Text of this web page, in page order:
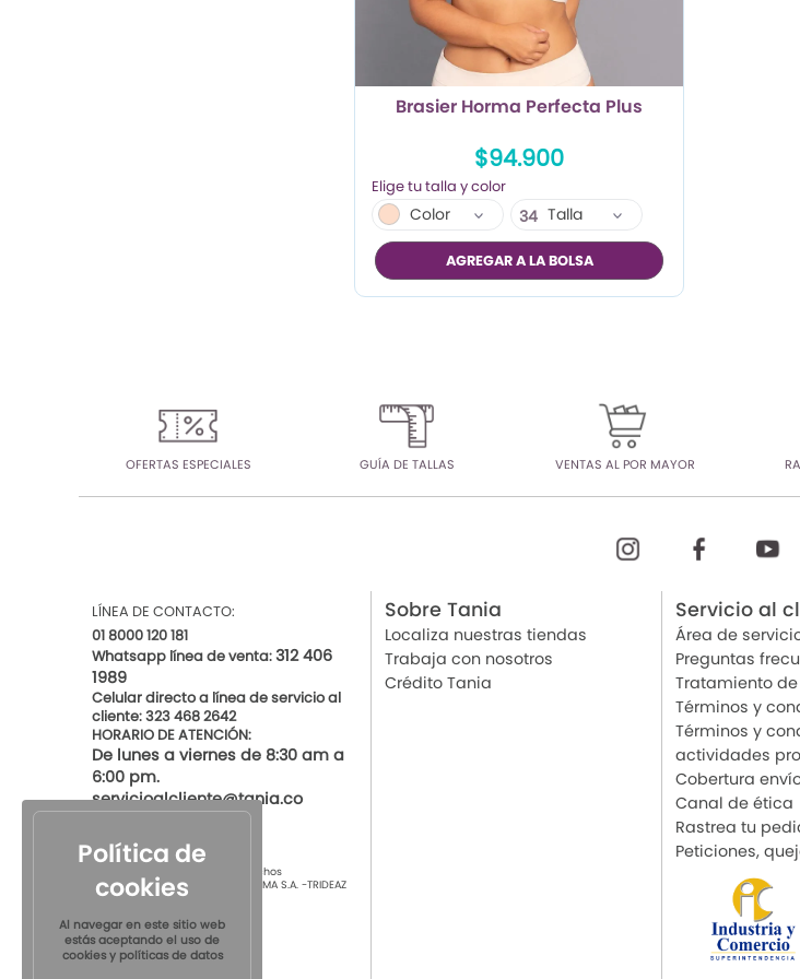
TRENDY PROMO
CONJUNTOS
Brasier Horma Perfecta Plus
$94.900
Color
34
36
38
Talla
AGREGAR A LA BOLSA
OFERTAS ESPECIALES GUÍA DE TALLAS VENTAS AL POR MAYOR
LÍNEA DE CONTACTO:
01 8000 120 181
Whatsapp línea de venta:312 406
1989
Celular directo a línea de servicio al
cliente: 323 468 2642
HORARIO DE ATENCIÓN:
De lunes a viernes de 8:30 am a
6:00 pm.
servicioalcliente@tania.co
© 2021 por Tania Todos los derechos
ReservadosTIENDAS DE ROPA INTIMA S.A. -TRIDEAZ
S.A. Nit 890.901.218-4
Sobre Tania
Localiza nuestras tiendas
Trabaja con nosotros
Crédito Tania
Servicio al
Área de
Preguntas
Tratamiento
Términos y
Términos y
actividades
Cobertura
Canal de ética
Rastrea tu
Peticiones,
Política de
cookies
Al navegar en este sitio web
estás aceptando el uso de
cookies y políticas de datos